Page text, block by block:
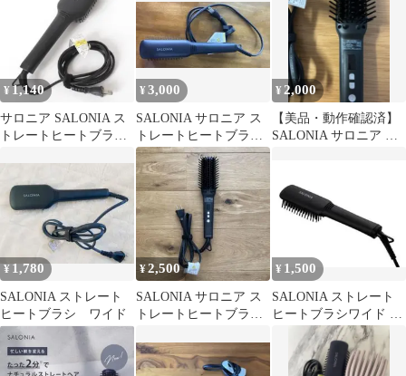
¥ 1,140
サロニア SALONIA ス
トレートヒートブラシ
¥3,000
SALONIA サロニア ス
トレートヒートブラシ
ワイド スリム 海外対
応
¥ 2,000
【美品・動作確認済】
SALONIA サロニア ス
¥1,780
SALONIA ストレート
ヒートブラシ ワイド
¥2,500
SALONIA サロニア ス
トレートヒートブラシ
¥ 1,500
SALONIA ストレート
ヒートブラシワイド ブ
ラック 本体